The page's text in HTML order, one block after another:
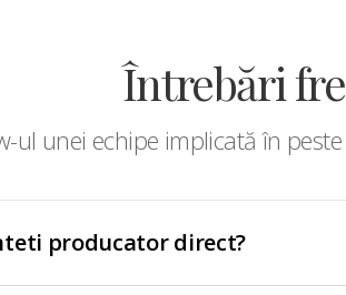
Întrebări
ul unei echipe implicată în
producator direct?